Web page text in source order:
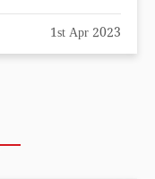
1st Apr 2023